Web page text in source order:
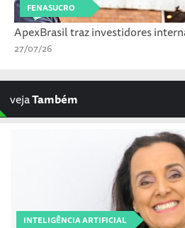
FENASUCRO
ApexBrasil traz investidores
27/07/26
vejaTambém
INTELIGÊNCIA ARTIFICIAL